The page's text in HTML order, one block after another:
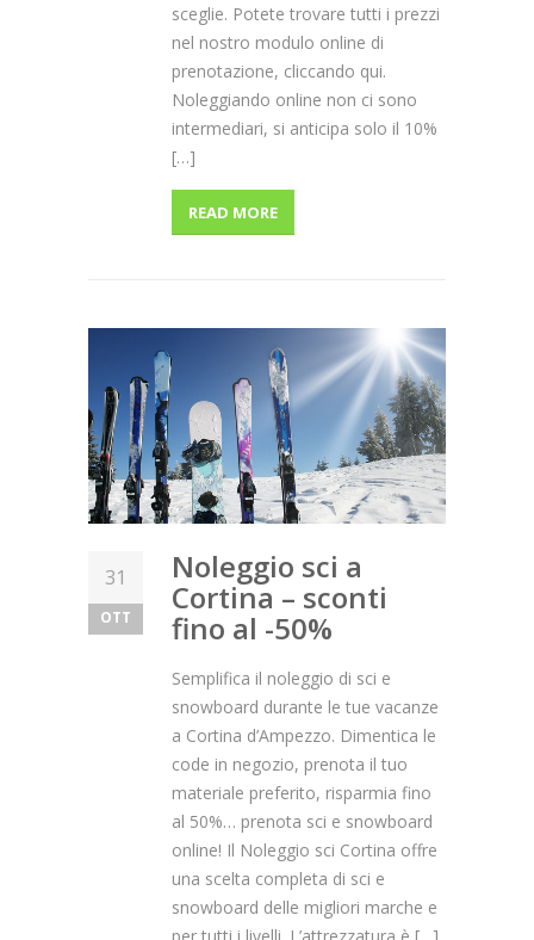
sceglie. Potete trovare tutti i prezzi
nel nostro modulo online di
prenotazione, cliccando qui.
Noleggiando online non ci sono
intermediari, si anticipa solo il 10%
[…]
READ MORE
31
OTT
Noleggio sci a
Cortina – sconti
fino al -50%
Semplifica il noleggio di sci e
snowboard durante le tue vacanze
a Cortina d’Ampezzo. Dimentica le
code in negozio, prenota il tuo
materiale preferito, risparmia fino
al 50%… prenota sci e snowboard
online! Il Noleggio sci Cortina offre
una scelta completa di sci e
snowboard delle migliori marche e
È davvero spiacevole quando
accade questo…Lo sconto sul
tuo noleggio può cambiare.
Prenota subito per assicurarti
questo prezzo.
sconti dal 10% al 20% sul noleggio
online!!!